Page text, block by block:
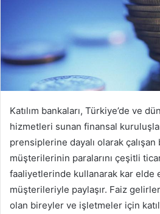
a
g
ö
r
m
e
k
Katılım bankaları, Türkiye’de ve
hizmetleri sunan finansal
prensiplerine dayalı olarak çalışan
müşterilerinin paralarını çeşitli
faaliyetlerinde kullanarak kar elde
müşterileriyle paylaşır. Faiz
olan bireyler ve işletmeler için